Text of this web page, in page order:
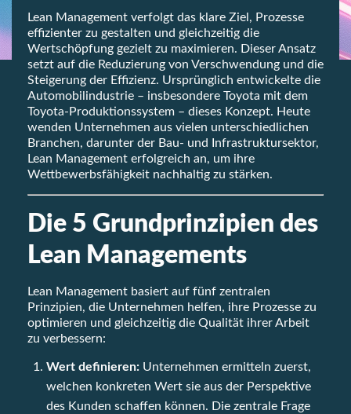
Lean Management verfolgt das klare Ziel, Prozesse
effizienter zu gestalten und gleichzeitig die
Wertschöpfung gezielt zu maximieren. Dieser Ansatz
setzt auf die Reduzierung von Verschwendung und die
Steigerung der Effizienz. Ursprünglich entwickelte die
Automobilindustrie – insbesondere Toyota mit dem
Toyota-Produktionssystem – dieses Konzept. Heute
wenden Unternehmen aus vielen unterschiedlichen
Branchen, darunter der Bau- und Infrastruktursektor,
Lean Management erfolgreich an, um ihre
Wettbewerbsfähigkeit nachhaltig zu stärken.
Die 5 Grundprinzipien des
Lean Managements
Lean Management basiert auf fünf zentralen
Prinzipien, die Unternehmen helfen, ihre Prozesse zu
optimieren und gleichzeitig die Qualität ihrer Arbeit
zu verbessern:
Wert definieren: Unternehmen ermitteln zuerst,
welchen konkreten Wert sie aus der Perspektive
des Kunden schaffen können. Die zentrale Frage